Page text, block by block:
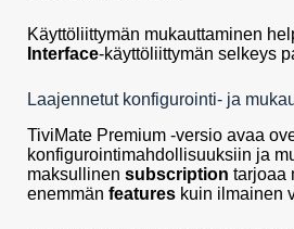
Käyttöliittymän mukauttaminen
Interface-käyttöliittymän selkeys
Laajennetut konfigurointi- ja
TiviMate Premium -versio avaa
konfigurointimahdollisuuksiin ja
maksullinen subscription tarjoaa
enemmän features kuin ilmainen